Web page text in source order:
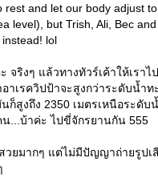
rest and let our body adjust
level), but Trish, Ali, Bec
lol
จริงๆ แล้วทางทัวร์เค้าให้เรา
าเรควิปป้าจะสูงกว่าระดับน้ำท
ก็สูงถึง 2350 เมตรเหนือระดับ
...บ้าค่ะ ไปขี่จักรยานกัน 555
วยมากๆ แต่ไม่มีปัญญาถ่ายรูปเ